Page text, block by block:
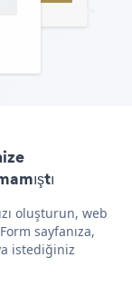
oluşturun, web
sayfanıza,
istediğiniz